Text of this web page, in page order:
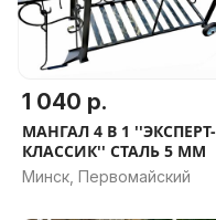
1 040 р.
МАНГАЛ 4 В 1 ''ЭКСПЕРТ-
КЛАССИК'' СТАЛЬ 5 ММ
Минск, Первомайский